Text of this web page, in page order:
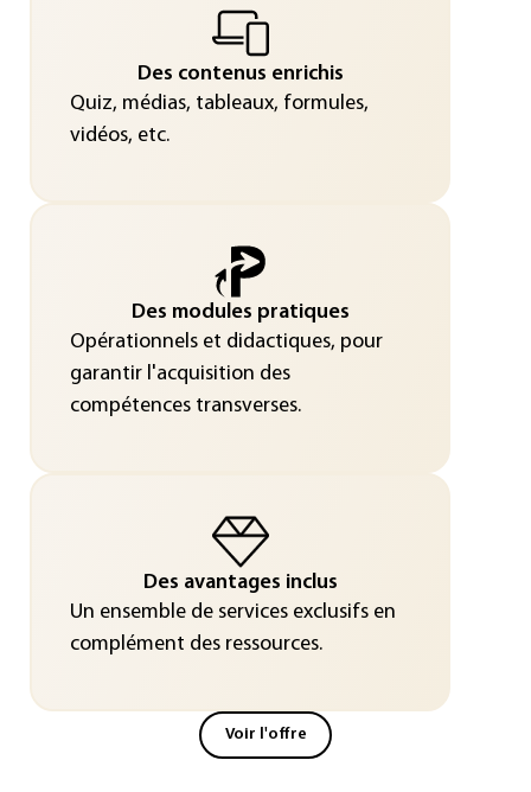
Des contenus enrichis
Quiz, médias, tableaux, formules,
vidéos, etc.
Des modules pratiques
Opérationnels et didactiques, pour
garantir l'acquisition des
compétences transverses.
Des avantages inclus
Un ensemble de services exclusifs en
complément des ressources.
Voir l'offre